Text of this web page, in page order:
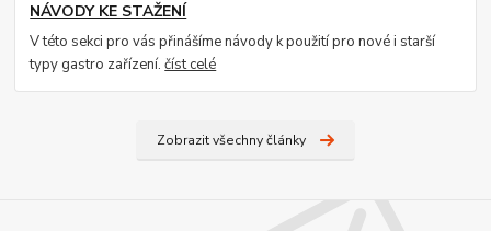
NÁVODY KE STAŽENÍ
V této sekci pro vás přinášíme návody k použití pro nové i starší
typy gastro zařízení.číst celé
Zobrazit všechny články